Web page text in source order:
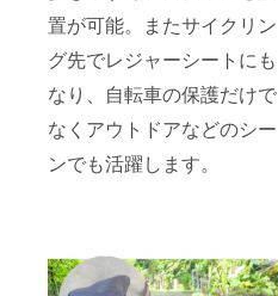
置が可能。またサイクリン
グ先でレジャーシートにも
なり、自転車の保護だけで
なくアウトドアなどのシー
ンでも活躍します。